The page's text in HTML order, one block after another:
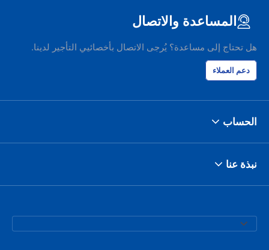
المساعدة والاتصال
هل تحتاج إلى مساعدة؟ يُرجى الاتصال بأخصائيي التأجير لدينا.
دعم العملاء
الحساب
نبذة عنا